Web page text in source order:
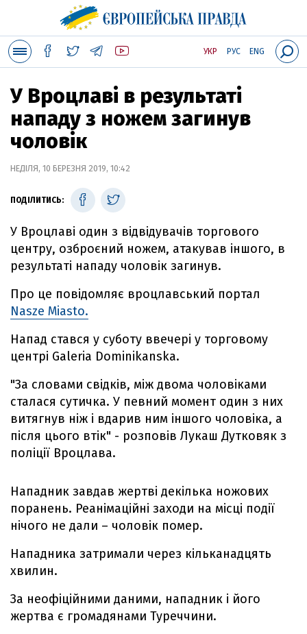
УКР РУС ENG
У Вроцлаві в результаті
нападу з ножем загинув
чоловік
НЕДІЛЯ, 10 БЕРЕЗНЯ 2019, 10:42
ПОДІЛИТИСЬ:
У Вроцлаві один з відвідувачів торгового
центру, озброєний ножем, атакував іншого, в
результаті нападу чоловік загинув.
Про це повідомляє вроцлавський портал
Nasze Miasto.
Напад стався у суботу ввечері у торговому
центрі Galeria Dominikanska.
"За словами свідків, між двома чоловіками
сталася сутичка. У певний момент один з них
витягнув ніж і вдарив ним іншого чоловіка, а
після цього втік" - розповів Лукаш Дутковяк з
поліції Вроцлава.
Нападник завдав жертві декілька ножових
поранень. Реанімаційні заходи на місці події
нічого не дали – чоловік помер.
Нападника затримали через кільканадцять
хвилин.
За неофіційними даними, нападник і його
жертва є громадянами Туреччини.